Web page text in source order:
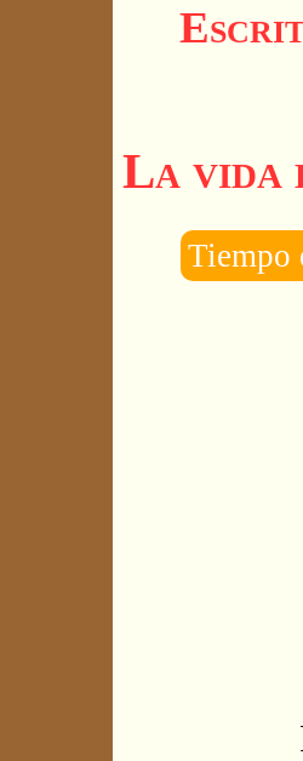
La vida
Tiempo